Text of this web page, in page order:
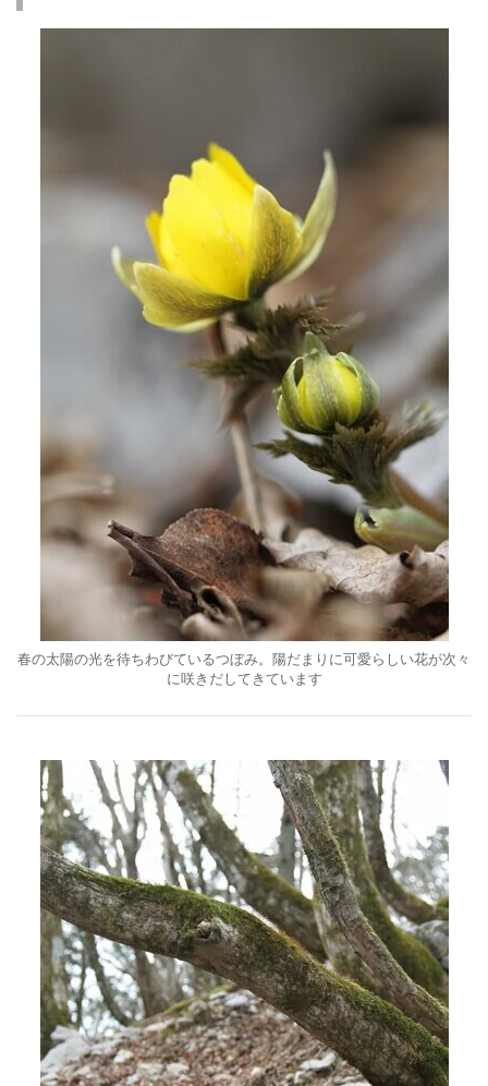
春の太陽の光を待ちわびているつぼみ。陽だまりに可愛らしい花が次々
に咲きだしてきています